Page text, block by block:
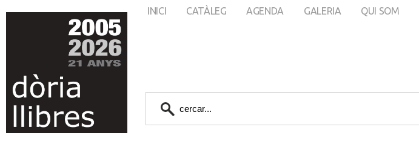
INICI CATÀLEG AGENDA GALERIA QUI SOM